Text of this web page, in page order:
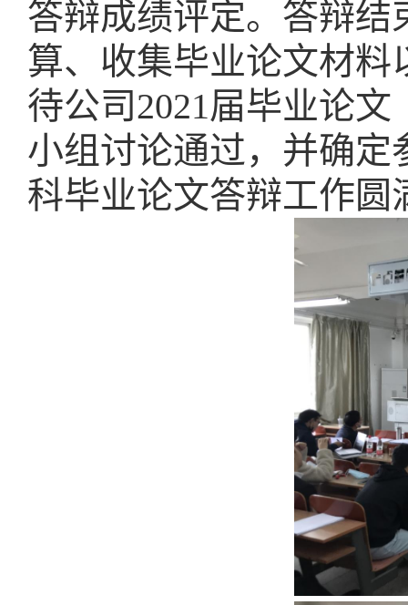
答辩成绩评定。答辩
算、收集毕业论文材
待公司2021届毕业论文
小组讨论通过，并确
科毕业论文答辩工作圆